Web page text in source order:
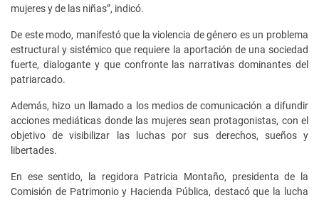
mujeres y de las niñas”, indicó.
De este modo, manifestó que la violencia de género es un problema
estructural y sistémico que requiere la aportación de una sociedad
fuerte, dialogante y que confronte las narrativas dominantes del
patriarcado.
Además, hizo un llamado a los medios de comunicación a difundir
acciones mediáticas donde las mujeres sean protagonistas, con el
objetivo de visibilizar las luchas por sus derechos, sueños y
libertades.
En ese sentido, la regidora Patricia Montaño, presidenta de la
Comisión de Patrimonio y Hacienda Pública, destacó que la lucha